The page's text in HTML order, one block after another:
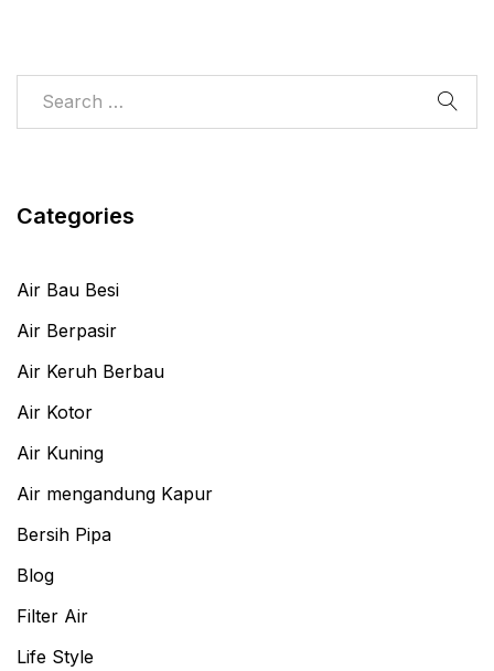
Categories
Air Bau Besi
Air Berpasir
Air Keruh Berbau
Air Kotor
Air Kuning
Air mengandung Kapur
Bersih Pipa
Blog
Filter Air
Life Style